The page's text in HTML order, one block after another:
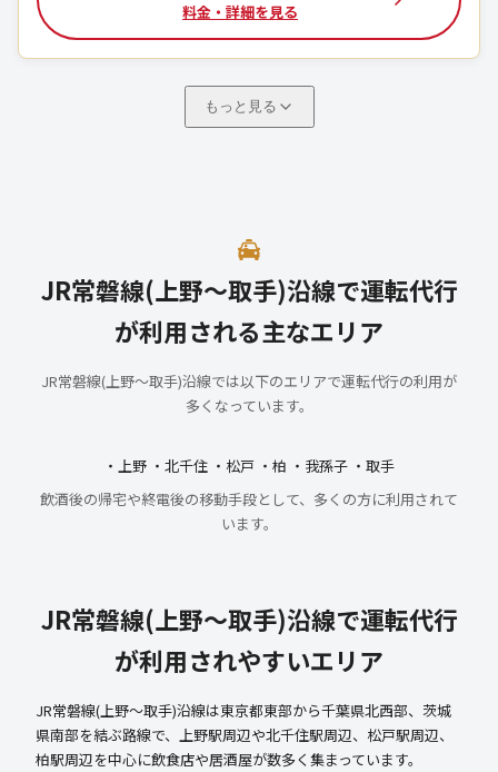
料金・詳細を見る
もっと見る
JR常磐線(上野～取手)沿線で運転代行
が利用される主なエリア
JR常磐線(上野～取手)沿線では以下のエリアで運転代行の利用が
多くなっています。
・上野 ・北千住 ・松戸 ・柏 ・我孫子 ・取手
飲酒後の帰宅や終電後の移動手段として、多くの方に利用されて
います。
JR常磐線(上野～取手)沿線で運転代行
が利用されやすいエリア
JR常磐線(上野～取手)沿線は東京都東部から千葉県北西部、茨城
県南部を結ぶ路線で、上野駅周辺や北千住駅周辺、松戸駅周辺、
柏駅周辺を中心に飲食店や居酒屋が数多く集まっています。